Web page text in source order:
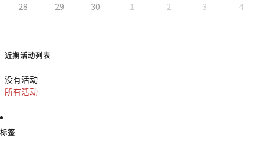
28 29 30 1 2 3 4
近期活动列表
没有活动
所有活动
标签